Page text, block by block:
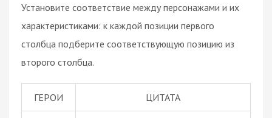
Установите соответствие между персонажами и их
характеристиками: к каждой позиции первого
столбца подберите соответствующую позицию из
второго столбца.
ГЕРОИ ЦИТАТА